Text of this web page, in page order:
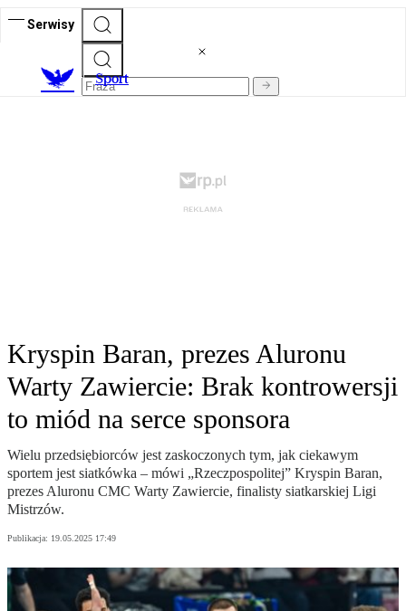
Serwisy
Sport
Kryspin Baran, prezes Aluronu
Warty Zawiercie: Brak kontrowersji
to miód na serce sponsora
Wielu przedsiębiorców jest zaskoczonych tym, jak ciekawym
sportem jest siatkówka – mówi „Rzeczpospolitej” Kryspin Baran,
prezes Aluronu CMC Warty Zawiercie, finalisty siatkarskiej Ligi
Mistrzów.
Publikacja: 19.05.2025 17:49